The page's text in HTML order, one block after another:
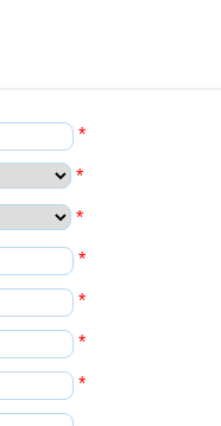
*
*
*
*
*
*
*